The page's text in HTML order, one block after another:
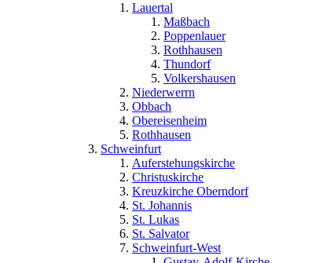
Lauertal
Maßbach
Poppenlauer
Rothhausen
Thundorf
Volkershausen
Niederwerrn
Obbach
Obereisenheim
Rothhausen
Schweinfurt
Auferstehungskirche
Christuskirche
Kreuzkirche Oberndorf
St. Johannis
St. Lukas
St. Salvator
Schweinfurt-West